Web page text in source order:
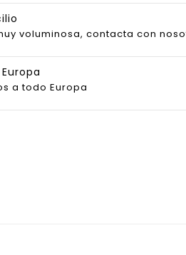
voluminosa, contacta con
a todo Europa